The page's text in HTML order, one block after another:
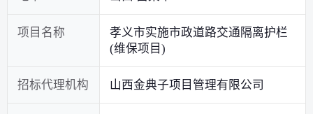
项目名称
孝义市实施市政道路交通隔离护栏
(维保项目)
招标代理机构 山西金典子项目管理有限公司